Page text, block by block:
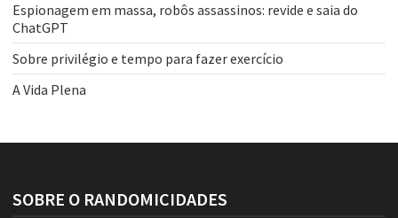
Espionagem em massa, robôs assassinos: revide e saia do
ChatGPT
Sobre privilégio e tempo para fazer exercício
A Vida Plena
SOBRE O RANDOMICIDADES